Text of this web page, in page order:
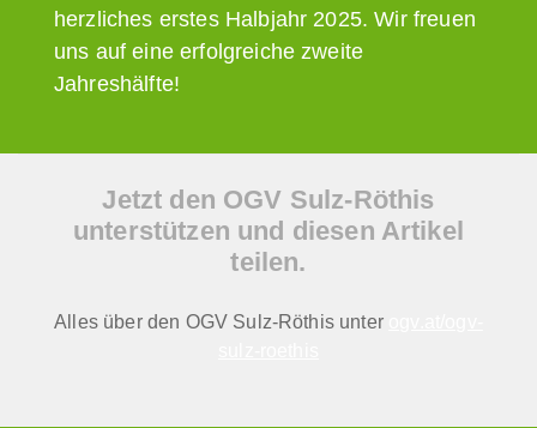
herzliches erstes Halbjahr 2025. Wir freuen
uns auf eine erfolgreiche zweite
Jahreshälfte!
Jetzt den OGV Sulz-Röthis
unterstützen und diesen Artikel
teilen.
Alles über den OGV Sulz-Röthis unter